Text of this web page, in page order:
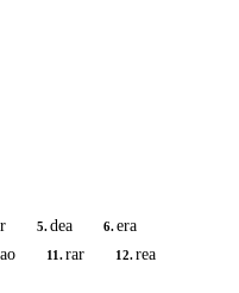
5.dea 6.era
11.rar 12.rea